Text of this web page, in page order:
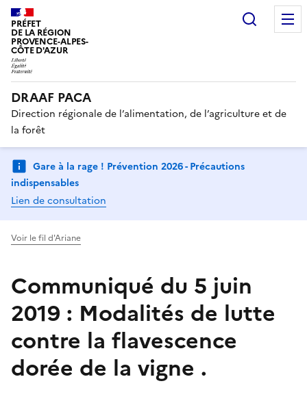
PRÉFET
DE LA RÉGION
PROVENCE-ALPES-
CÔTE D'AZUR
DRAAF PACA
Direction régionale de l’alimentation, de l’agriculture et de
la forêt
Gare à la rage ! Prévention 2026 - Précautions
indispensables
Lien de consultation
Voir le fil d'Ariane
Communiqué du 5 juin
2019 : Modalités de lutte
contre la flavescence
dorée de la vigne .